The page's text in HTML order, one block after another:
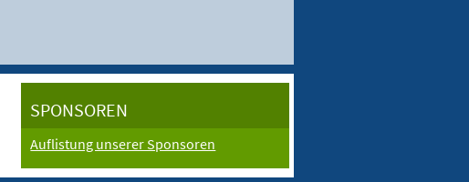
SPONSOREN
Auflistung unserer Sponsoren